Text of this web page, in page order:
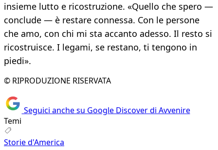
insieme lutto e ricostruzione. «Quello che spero —
conclude — è restare connessa. Con le persone
che amo, con chi mi sta accanto adesso. Il resto si
ricostruisce. I legami, se restano, ti tengono in
piedi».
© RIPRODUZIONE RISERVATA
Seguici anche su Google Discover di Avvenire
Temi
Storie d'America